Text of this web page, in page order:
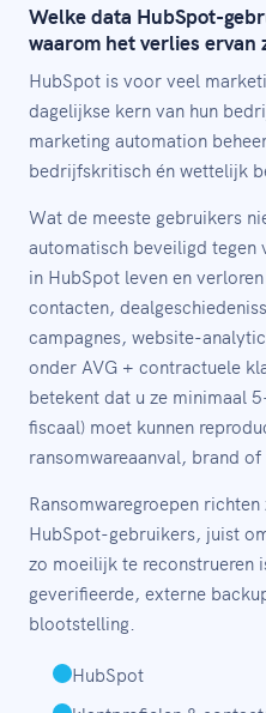
Welke data HubSpot-
waarom het verlies ervan
HubSpot is voor veel
dagelijkse kern van hun
marketing automation
bedrijfskritisch én wettelijk
Wat de meeste gebruikers
automatisch beveiligd tegen
in HubSpot leven en
contacten,
campagnes, website-
onder AVG + contractuele
betekent dat u ze minimaal
fiscaal) moet kunnen
ransomwareaanval, brand of
Ransomwaregroepen
HubSpot-gebruikers, juist
zo moeilijk te reconstrueren
geverifieerde, externe
blootstelling.
HubSpot